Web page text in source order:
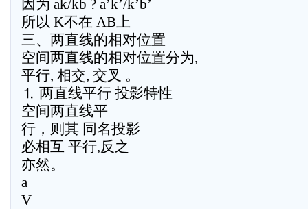
因为 ak/kb ? a’k’/k’b’
所以 K不在 AB上
三、两直线的相对位置
空间两直线的相对位置分为,
平行, 相交, 交叉 。
⒈ 两直线平行 投影特性
空间两直线平
行，则其 同名投影
必相互 平行,反之
亦然。
a
V